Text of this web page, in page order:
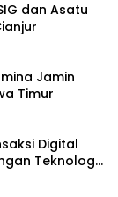
dan Asatu
Jamin
Timur
Digital
Teknologi